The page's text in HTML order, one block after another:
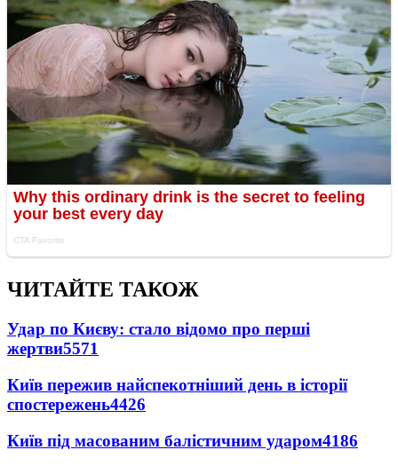
ЧИТАЙТЕ ТАКОЖ
Удар по Києву: стало відомо про перші
жертви5571
Київ пережив найспекотніший день в історії
спостережень4426
Київ під масованим балістичним ударом4186